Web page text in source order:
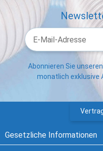
Abonnieren Sie
monatlich exklusive
Gesetzliche Informationen